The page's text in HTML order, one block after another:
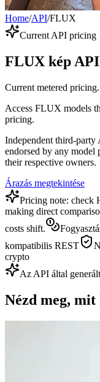
Home/API/FLUX
Current API pricing
FLUX kép API
Current metered pricing.
Access FLUX models
pricing.
Independent third-
endorsed by any model
their respective owners.
Árazás megtekintése
Pricing note: check
making direct
costs shift.
kompatibilis REST
crypto
Az API által
Nézd meg,